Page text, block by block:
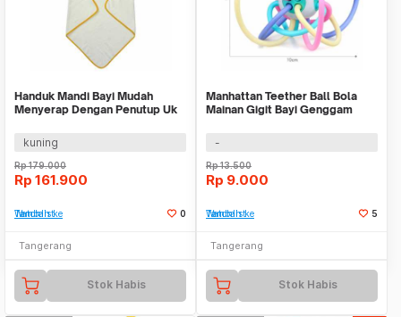
Handuk Mandi Bayi Mudah
Menyerap Dengan Penutup Uk
kuning
Rp179.000
Rp 161.900
Tambah ke Watchlist 0
Tangerang
Stok Habis
Manhattan Teether Ball Bola
Mainan Gigit Bayi Genggam
-
Rp13.500
Rp 9.000
Tambah ke Watchlist 5
Tangerang
Stok Habis